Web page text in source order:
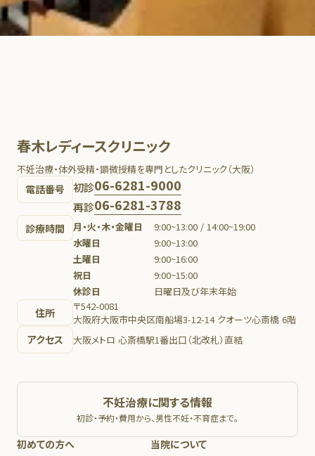
春木レディースクリニック
不妊治療・体外受精・顕微授精を専門としたクリニック（大阪）
電話番号 初診06-6281-9000
再診06-6281-3788
診療時間 月・火・木・金曜日
9:00~13:00 / 14:00~19:00
水曜日
9:00~13:00
土曜日
9:00~16:00
祝日
9:00~15:00
休診日
日曜日及び年末年始
住所
〒542-0081
大阪府大阪市中央区南船場3-12-14 クオーツ心斎橋 6階
アクセス 大阪メトロ 心斎橋駅1番出口（北改札）直結
不妊治療に関する情報
初診・予約・費用から、男性不妊・不育症まで。
初めての方へ 当院について